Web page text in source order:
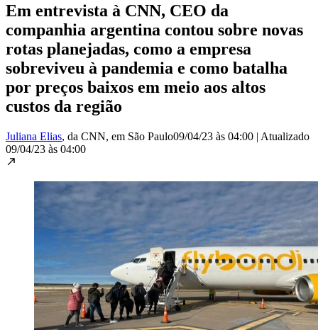
Em entrevista à CNN, CEO da
companhia argentina contou sobre novas
rotas planejadas, como a empresa
sobreviveu à pandemia e como batalha
por preços baixos em meio aos altos
custos da região
Juliana Elias, da CNN, em São Paulo09/04/23 às 04:00 | Atualizado
09/04/23 às 04:00